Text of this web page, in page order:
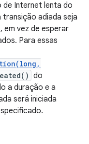
de Internet lenta do
transição adiada seja
em vez de esperar
Para essas
do
a duração e a
será iniciada